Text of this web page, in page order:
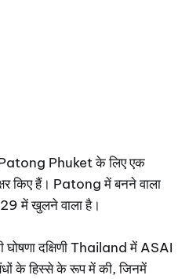
Phuket के लिए एक
किए हैं। Patong में बनने वाला
में खुलने वाला है।
दक्षिणी Thailand में ASAI
के हिस्से के रूप में की, जिनमें